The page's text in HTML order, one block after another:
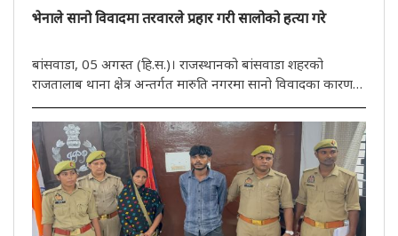
भेनाले सानो विवादमा तरवारले प्रहार गरी सालोको हत्या गरे
बांसवाडा, 05 अगस्त (हि.स.)। राजस्थानको बांसवाडा शहरको
राजतालाब थाना क्षेत्र अन्तर्गत मारुति नगरमा सानो विवादका कारण
गरेको घटना प्रकाशमा आएको छ। प्रारम्भिक जानकारीअनुसार,
अभियुक्त ..